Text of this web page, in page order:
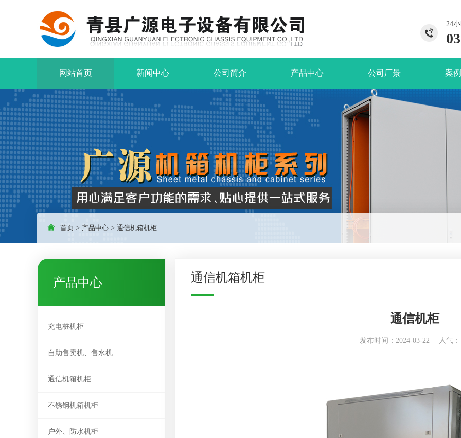
24
网站首页 新闻中心 公司简介 产品中心 公司厂景 案
首页 > 产品中心 > 通信机箱机柜
产品中心
充电桩机柜
自助售卖机、售水机
通信机箱机柜
不锈钢机箱机柜
户外、防水机柜
通信机箱机柜
通信机柜
发布时间：2024-03-22 人气